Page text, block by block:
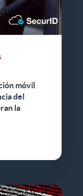
móvil
del
la